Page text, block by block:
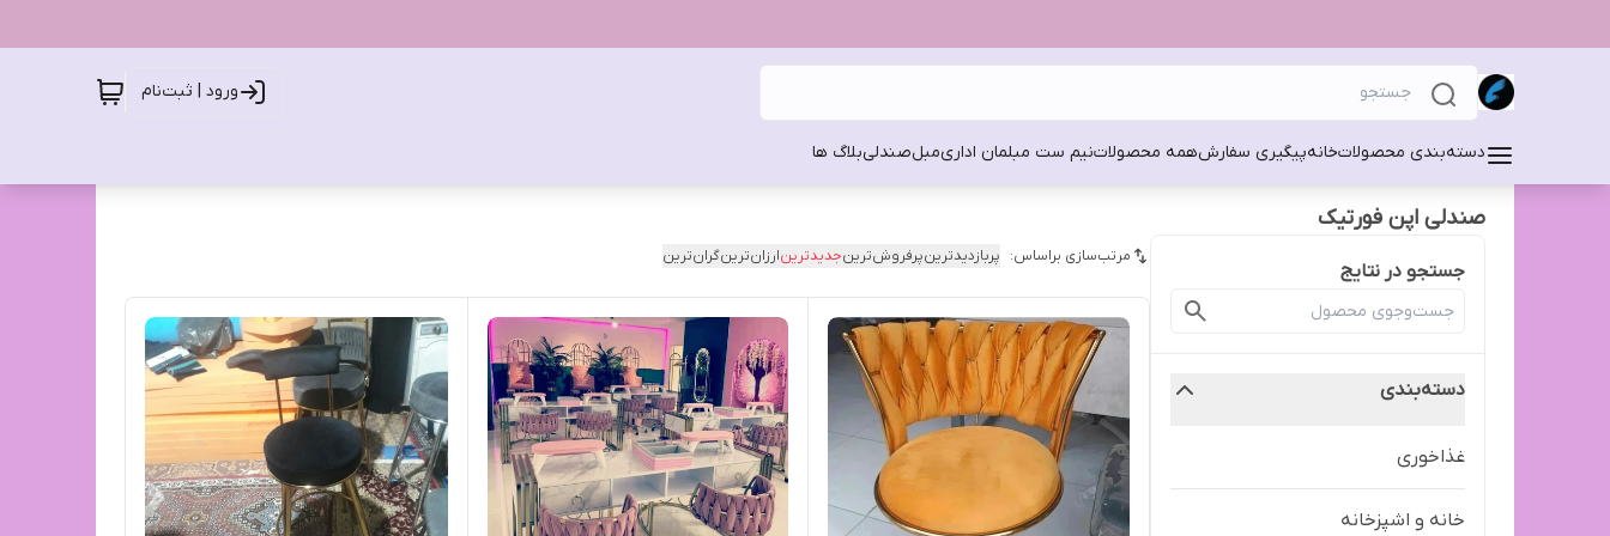
ورود | ثبت‌نام
دسته‌بندی محصولاتخانهپیگیری سفارشهمه محصولاتنیم ست مبلمان اداریمبلصندلیبلاگ ها
صندلی اپن فورتیک
جستجو در نتایج
دسته‌بندی
غذاخوری
خانه و اشپزخانه
مرتب‌سازی براساس: پربازدیدترینپرفروش‌ترینجدیدترینارزان‌ترینگران‌ترین